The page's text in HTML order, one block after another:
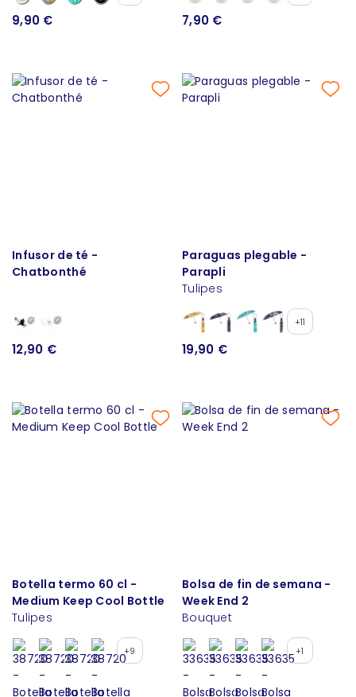
9,90 € 7,90 €
Infusor de té -
Chatbonthé
12,90 €
Paraguas plegable -
Parapli
Tulipes
+11
19,90 €
Botella termo 60 cl -
Medium Keep Cool Bottle
Tulipes
+9
Bolsa de fin de semana -
Week End 2
Bouquet
+1